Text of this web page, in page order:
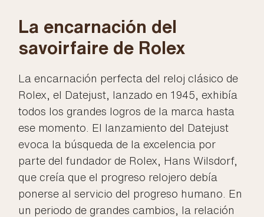
La encarnación del
savoirfaire de Rolex
La encarnación perfecta del reloj clásico de
Rolex, el Datejust, lanzado en 1945, exhibía
todos los grandes logros de la marca hasta
ese momento. El lanzamiento del Datejust
evoca la búsqueda de la excelencia por
parte del fundador de Rolex, Hans Wilsdorf,
que creía que el progreso relojero debía
ponerse al servicio del progreso humano. En
un periodo de grandes cambios, la relación